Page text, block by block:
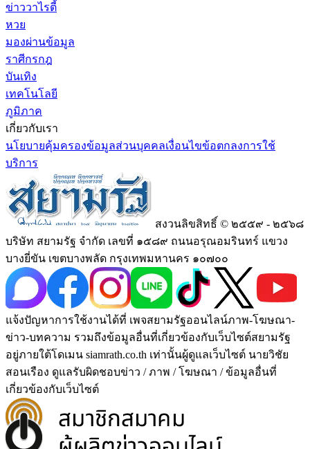
ข่าววาไรตี้
หวย
มองผ่านข้อมูล
ราศีกรกฎ
บันเทิง
เทคโนโลยี
ภูมิภาค
เกี่ยวกับเรา
นโยบายคุ้มครองข้อมูลส่วนบุคคลเงื่อนไขข้อตกลงการใช้
บริการ
สงวนลิขสิทธิ์ © ๒๕๕๙ - ๒๕๖๘
บริษัท สยามรัฐ จำกัด เลขที่ ๑๕๘๙ ถนนอรุณอมรินทร์ แขวง
บางยี่ขัน เขตบางพลัด กรุงเทพมหานคร ๑๐๗๐๐
แจ้งปัญหาการใช้งานได้ที่ เพจสยามรัฐออนไลน์ภาพ-โฆษณา-
ข่าว-บทความ รวมถึงข้อมูลอื่นที่เกี่ยวข้องกับเว็บไซต์สยามรัฐ
อยู่ภายใต้โดเมน siamrath.co.th เท่านั้นผู้ดูแลเว็บไซต์ นายวิชัย
สอนเรือง ดูแลรับผิดชอบข่าว / ภาพ / โฆษณา / ข้อมูลอื่นที่
เกี่ยวข้องกับเว็บไซต์